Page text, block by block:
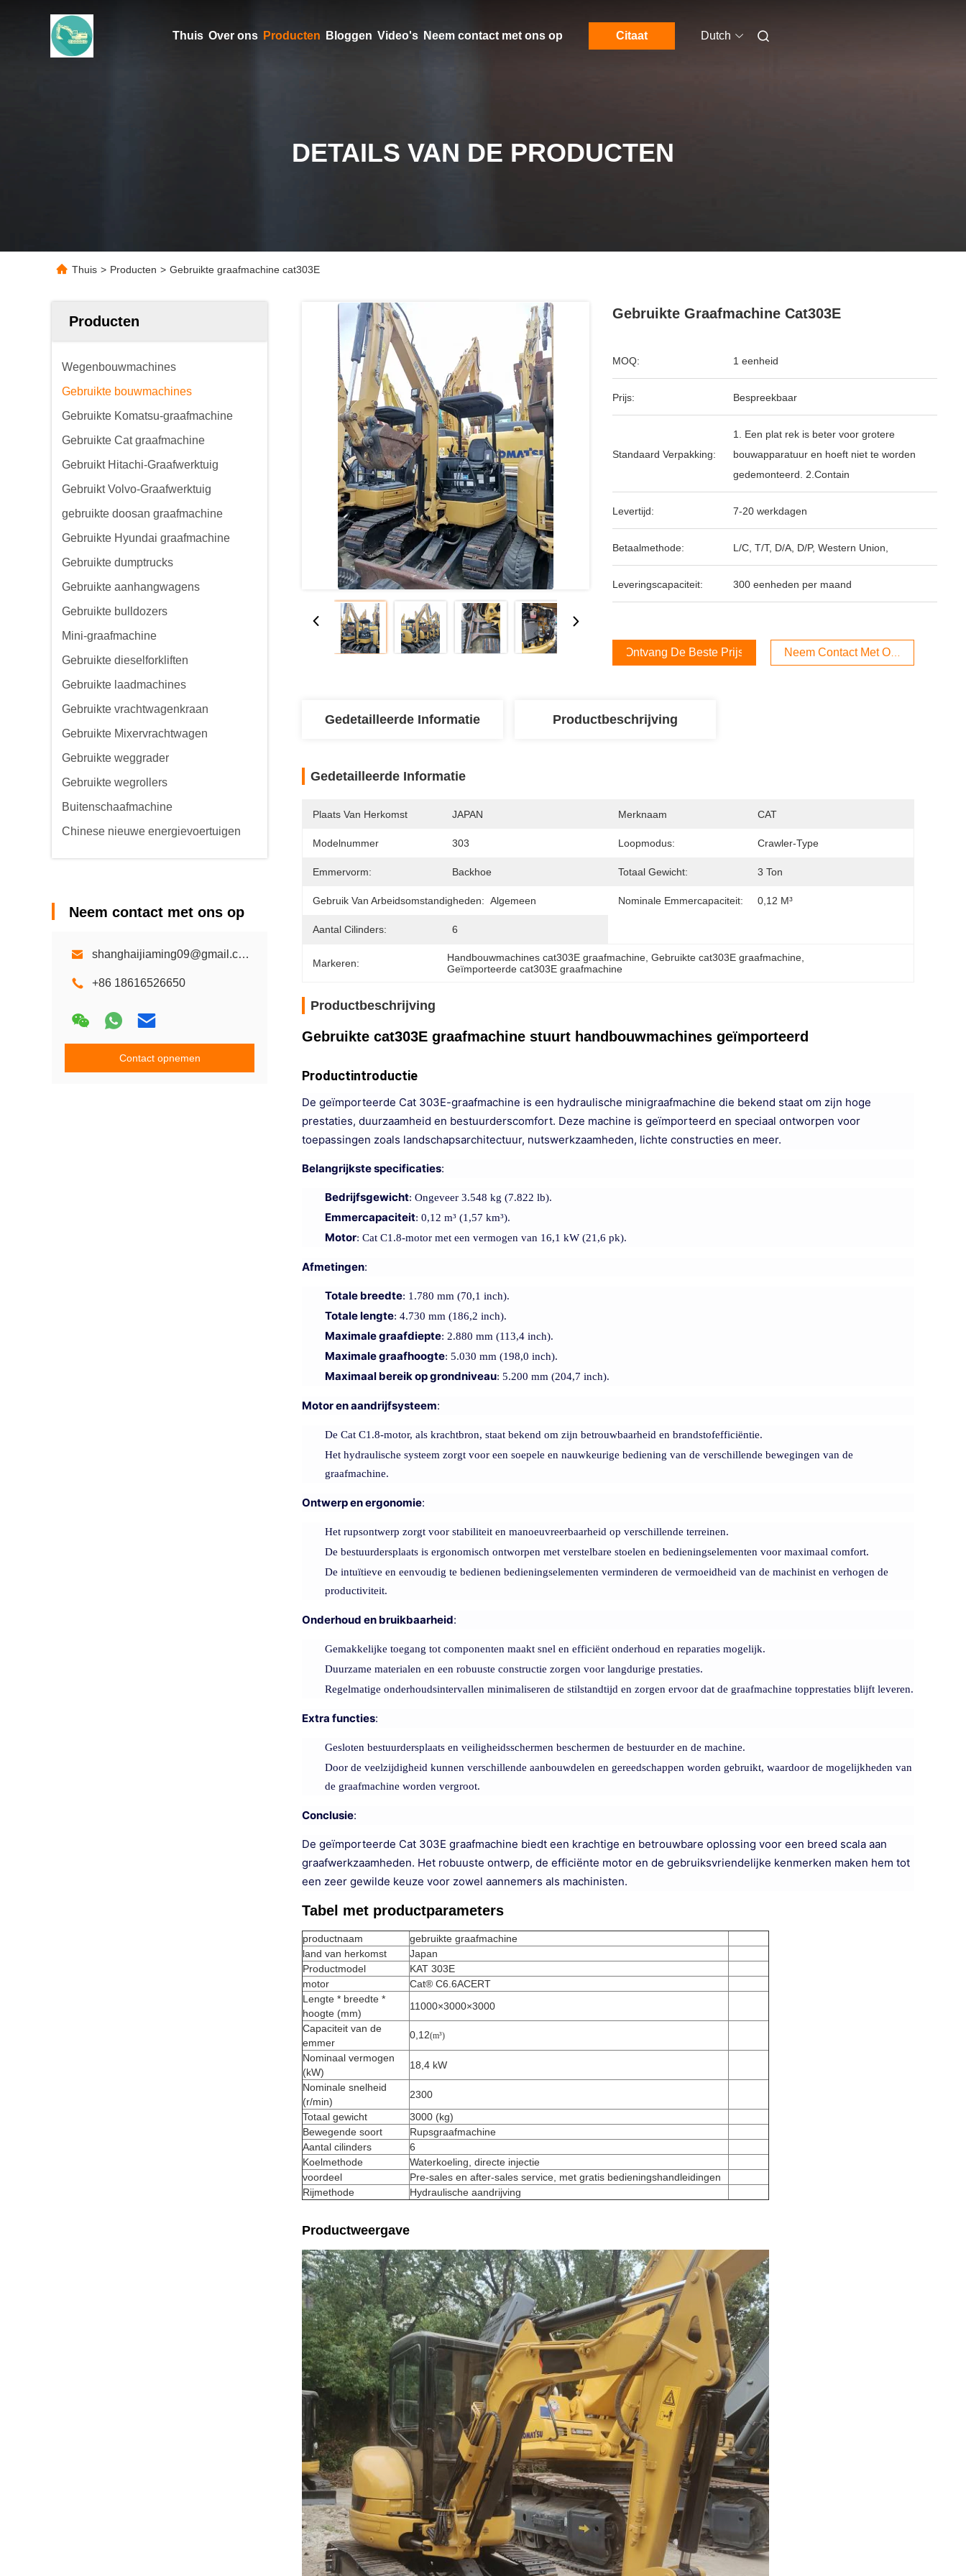
Thuis Over ons Producten Bloggen Video's Neem contact met ons op Citaat Dutch
DETAILS VAN DE PRODUCTEN
Thuis > Producten > Gebruikte graafmachine cat303E
Producten
Wegenbouwmachines
Gebruikte bouwmachines
Gebruikte Komatsu-graafmachine
Gebruikte Cat graafmachine
Gebruikt Hitachi-Graafwerktuig
Gebruikt Volvo-Graafwerktuig
gebruikte doosan graafmachine
Gebruikte Hyundai graafmachine
Gebruikte dumptrucks
Gebruikte aanhangwagens
Gebruikte bulldozers
Mini-graafmachine
Gebruikte dieselforkliften
Gebruikte laadmachines
Gebruikte vrachtwagenkraan
Gebruikte Mixervrachtwagen
Gebruikte weggrader
Gebruikte wegrollers
Buitenschaafmachine
Chinese nieuwe energievoertuigen
Neem contact met ons op
shanghaijiaming09@gmail.com
+86 18616526650
Contact opnemen
Gebruikte Graafmachine Cat303E
MOQ: 1 eenheid
Prijs: Bespreekbaar
Standaard Verpakking:
1. Een plat rek is beter voor grotere
bouwapparatuur en hoeft niet te worden
gedemonteerd. 2.Contain
Levertijd: 7-20 werkdagen
Betaalmethode: L/C, T/T, D/A, D/P, Western Union,
Leveringscapaciteit: 300 eenheden per maand
Ontvang De Beste Prijs Neem Contact Met Ons Op
Gedetailleerde Informatie Productbeschrijving
Gedetailleerde Informatie
Plaats Van Herkomst JAPAN Merknaam CAT
Modelnummer 303 Loopmodus: Crawler-Type
Emmervorm: Backhoe Totaal Gewicht: 3 Ton
Gebruik Van Arbeidsomstandigheden: Algemeen Nominale Emmercapaciteit: 0,12 M³
Aantal Cilinders: 6
Markeren: Handbouwmachines cat303E graafmachine , Gebruikte cat303E graafmachine
Geïmporteerde cat303E graafmachine
Productbeschrijving
Gebruikte cat303E graafmachine stuurt handbouwmachines geïmporteerd
Productintroductie
De geïmporteerde Cat 303E-graafmachine is een hydraulische minigraafmachine die bekend staat om zijn hoge
prestaties, duurzaamheid en bestuurderscomfort. Deze machine is geïmporteerd en speciaal ontworpen voor
toepassingen zoals landschapsarchitectuur, nutswerkzaamheden, lichte constructies en meer.
Belangrijkste specificaties:
Bedrijfsgewicht: Ongeveer 3.548 kg (7.822 lb).
Emmercapaciteit: 0,12 m³ (1,57 km³).
Motor: Cat C1.8-motor met een vermogen van 16,1 kW (21,6 pk).
Afmetingen:
Totale breedte: 1.780 mm (70,1 inch).
Totale lengte: 4.730 mm (186,2 inch).
Maximale graafdiepte: 2.880 mm (113,4 inch).
Maximale graafhoogte: 5.030 mm (198,0 inch).
Maximaal bereik op grondniveau: 5.200 mm (204,7 inch).
Motor en aandrijfsysteem:
De Cat C1.8-motor, als krachtbron, staat bekend om zijn betrouwbaarheid en brandstofefficiëntie.
Het hydraulische systeem zorgt voor een soepele en nauwkeurige bediening van de verschillende bewegingen van de
graafmachine.
Ontwerp en ergonomie:
Het rupsontwerp zorgt voor stabiliteit en manoeuvreerbaarheid op verschillende terreinen.
De bestuurdersplaats is ergonomisch ontworpen met verstelbare stoelen en bedieningselementen voor maximaal comfort.
De intuïtieve en eenvoudig te bedienen bedieningselementen verminderen de vermoeidheid van de machinist en verhogen de
productiviteit.
Onderhoud en bruikbaarheid:
Gemakkelijke toegang tot componenten maakt snel en efficiënt onderhoud en reparaties mogelijk.
Duurzame materialen en een robuuste constructie zorgen voor langdurige prestaties.
Regelmatige onderhoudsintervallen minimaliseren de stilstandtijd en zorgen ervoor dat de graafmachine topprestaties blijft leveren.
Extra functies:
Gesloten bestuurdersplaats en veiligheidsschermen beschermen de bestuurder en de machine.
Door de veelzijdigheid kunnen verschillende aanbouwdelen en gereedschappen worden gebruikt, waardoor de mogelijkheden van
de graafmachine worden vergroot.
Conclusie:
De geïmporteerde Cat 303E graafmachine biedt een krachtige en betrouwbare oplossing voor een breed scala aan
graafwerkzaamheden. Het robuuste ontwerp, de efficiënte motor en de gebruiksvriendelijke kenmerken maken hem tot
een zeer gewilde keuze voor zowel aannemers als machinisten.
Tabel met productparameters
productnaam
gebruikte graafmachine
land van herkomst
Japan
Productmodel
KAT 303E
motor
Cat® C6.6ACERT
Lengte * breedte *
hoogte (mm)
11000×3000×3000
Capaciteit van de
emmer
0,12(m³)
Nominaal vermogen
(kW)
18,4 kW
Nominale snelheid
(r/min)
2300
Totaal gewicht
3000 (kg)
Bewegende soort
Rupsgraafmachine
Aantal cilinders
6
Koelmethode
Waterkoeling, directe injectie
voordeel
Pre-sales en after-sales service, met gratis bedieningshandleidingen
Rijmethode
Hydraulische aandrijving
Productweergave